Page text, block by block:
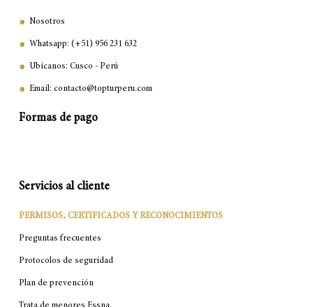
Nosotros
Whatsapp: (+51) 956 231 632
Ubícanos: Cusco - Perú
Email: contacto@topturperu.com
Formas de pago
Servicios al cliente
PERMISOS, CERTIFICADOS Y RECONOCIMIENTOS
Preguntas frecuentes
Protocolos de seguridad
Plan de prevención